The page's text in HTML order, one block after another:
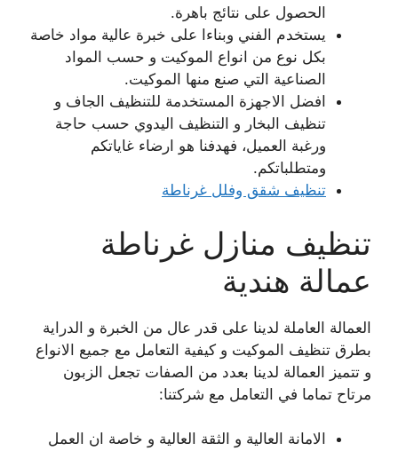
الحصول على نتائج باهرة.
يستخدم الفني وبناءا على خبرة عالية مواد خاصة
بكل نوع من انواع الموكيت و حسب المواد
الصناعية التي صنع منها الموكيت.
افضل الاجهزة المستخدمة للتنظيف الجاف و
تنظيف البخار و التنظيف اليدوي حسب حاجة
ورغبة العميل، فهدفنا هو ارضاء غاياتكم
ومتطلباتكم.
تنظيف شقق وفلل غرناطة
تنظيف منازل غرناطة
عمالة هندية
العمالة العاملة لدينا على قدر عال من الخبرة و الدراية
بطرق تنظيف الموكيت و كيفية التعامل مع جميع الانواع
و تتميز العمالة لدينا بعدد من الصفات تجعل الزبون
مرتاح تماما في التعامل مع شركتنا:
الامانة العالية و الثقة العالية و خاصة ان العمل